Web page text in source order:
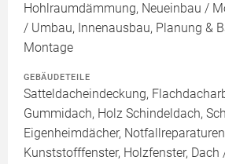
Hohlraumdämmung, Neueinbau /
/ Umbau, Innenausbau, Planung &
Montage
GEBÄUDETEILE
Satteldacheindeckung,
Gummidach, Holz Schindeldach,
Eigenheimdächer,
Kunststofffenster, Holzfenster, Dach